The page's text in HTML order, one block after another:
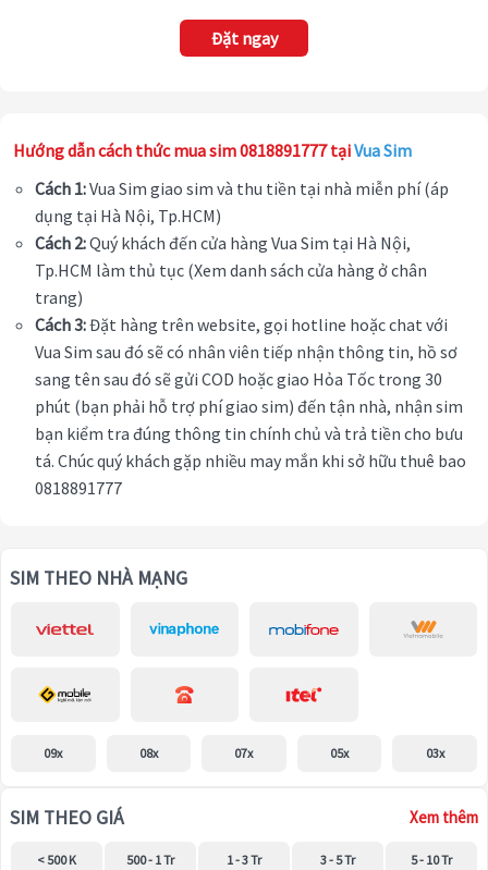
Đặt ngay
Hướng dẫn cách thức mua sim 0818891777 tạiVua Sim
Cách 1:Vua Sim giao sim và thu tiền tại nhà miễn phí (áp
dụng tại Hà Nội, Tp.HCM)
Cách 2:Quý khách đến cửa hàng Vua Sim tại Hà Nội,
Tp.HCM làm thủ tục (Xem danh sách cửa hàng ở chân
trang)
Cách 3:Đặt hàng trên website, gọi hotline hoặc chat với
Vua Sim sau đó sẽ có nhân viên tiếp nhận thông tin, hồ sơ
sang tên sau đó sẽ gửi COD hoặc giao Hỏa Tốc trong 30
phút (bạn phải hỗ trợ phí giao sim) đến tận nhà, nhận sim
bạn kiểm tra đúng thông tin chính chủ và trả tiền cho bưu
tá. Chúc quý khách gặp nhiều may mắn khi sở hữu thuê bao
0818891777
SIM THEO NHÀ MẠNG
09x 08x 07x 05x 03x
SIM THEO GIÁ Xem thêm
< 500 K 500 - 1 Tr 1 - 3 Tr 3 - 5 Tr 5 - 10 Tr